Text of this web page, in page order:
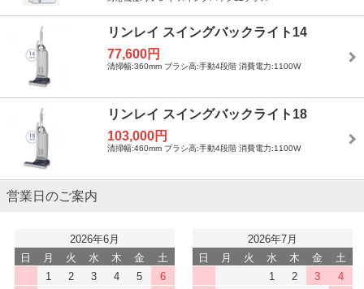
リンレイ スイングバックライト14
77,600円
清掃幅:360mm ブラシ高:手動4段階 消費電力:1100W
リンレイ スイングバックライト18
103,000円
清掃幅:460mm ブラシ高:手動4段階 消費電力:1100W
営業日のご案内
2026年6月
日
月 火 水 木 金
土
1
2 3 4 5
6
2026年7月
日
月 火 水 木 金
土
1
2 3
4